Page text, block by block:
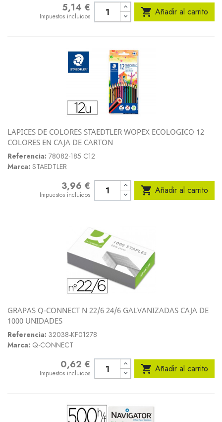
5,14 €
Impuestos incluidos  Añadir al carrito
LAPICES DE COLORES STAEDTLER WOPEX ECOLOGICO 12
COLORES EN CAJA DE CARTON
Referencia: 78082-185 C12
Marca: STAEDTLER
3,96 €
Impuestos incluidos  Añadir al carrito
GRAPAS Q-CONNECT N 22/6 24/6 GALVANIZADAS CAJA DE
1000 UNIDADES
Referencia: 32038-KF01278
Marca: Q-CONNECT
0,62 €
Impuestos incluidos  Añadir al carrito